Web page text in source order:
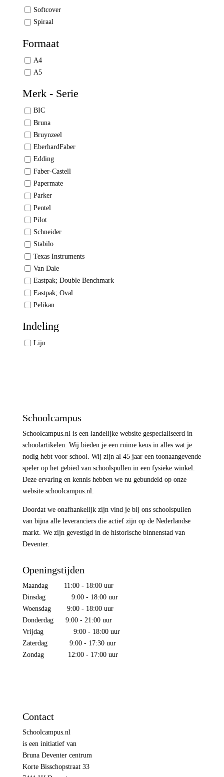
Softcover
Spiraal
Formaat
A4
A5
Merk - Serie
BIC
Bruna
Bruynzeel
EberhardFaber
Edding
Faber-Castell
Papermate
Parker
Pentel
Pilot
Schneider
Stabilo
Texas Instruments
Van Dale
Eastpak; Double Benchmark
Eastpak; Oval
Pelikan
Indeling
Lijn
Schoolcampus
Schoolcampus.nl is een landelijke website gespecialiseerd in
schoolartikelen. Wij bieden je een ruime keus in alles wat je
nodig hebt voor school. Wij zijn al 45 jaar een toonaangevende
speler op het gebied van schoolspullen in een fysieke winkel.
Deze ervaring en kennis hebben we nu gebundeld op onze
website schoolcampus.nl.
Doordat we onafhankelijk zijn vind je bij ons schoolspullen
van bijna alle leveranciers die actief zijn op de Nederlandse
markt. We zijn gevestigd in de historische binnenstad van
Deventer.
Openingstijden
Maandag 11:00 - 18:00 uur
Dinsdag 9:00 - 18:00 uur
Woensdag 9:00 - 18:00 uur
Donderdag 9:00 - 21:00 uur
Vrijdag 9:00 - 18:00 uur
Zaterdag 9:00 - 17:30 uur
Zondag 12:00 - 17:00 uur
Contact
Schoolcampus.nl
is een initiatief van
Bruna Deventer centrum
Korte Bisschopstraat 33